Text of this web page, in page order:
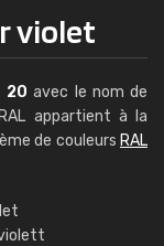
violet
20 avec le nom de
appartient à la
de couleurs RAL